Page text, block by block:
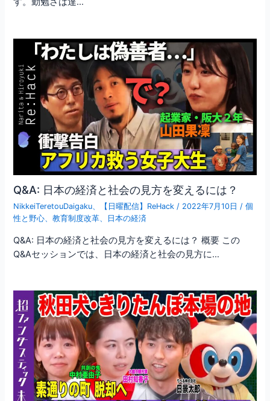
Q&A: 日本の経済と社会の見方を変えるには？
NikkeiTeretouDaigaku、 【日曜配信】ReHack / 2022年7月10日 /個
性と野心、教育制度改革、 日本の経済
Q&A: 日本の経済と社会の見方を変えるには？ 概要 この
Q&Aセッションでは、日本の経済と社会の見方に…